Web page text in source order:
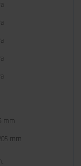
mm
mm